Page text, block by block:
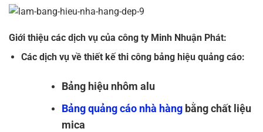
Giới thiệu các dịch vụ của công ty Minh Nhuận Phát:
Các dịch vụ về thiết kế thi công bảng hiệu quảng cáo:
Bảng hiệu nhôm alu
Bảng quảng cáo nhà hàngbằng chất liệu
mica